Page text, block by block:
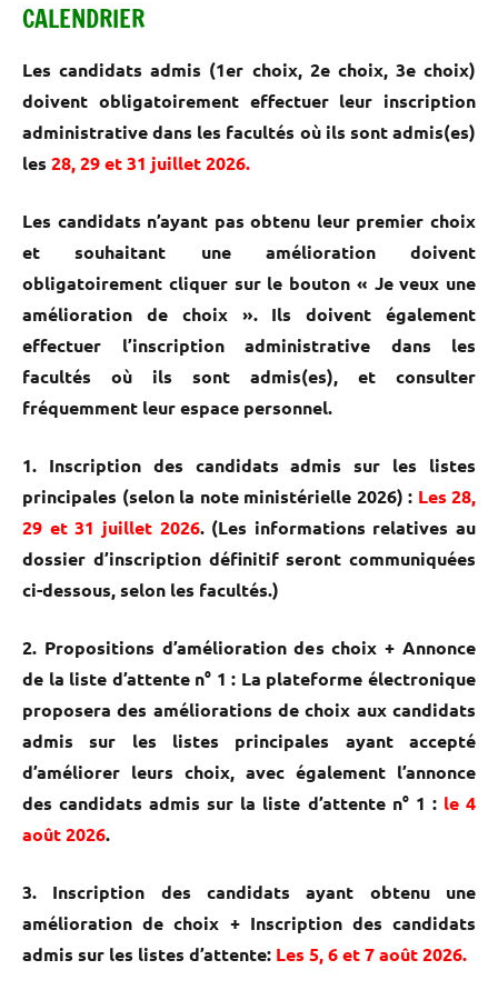
CALENDRIER
Les candidats admis (1er choix, 2e choix, 3e choix)
doivent obligatoirement effectuer leur inscription
administrative dans les facultés où ils sont admis(es)
les 28, 29 et 31 juillet 2026.
Les candidats n’ayant pas obtenu leur premier choix
et souhaitant une amélioration doivent
obligatoirement cliquer sur le bouton « Je veux une
amélioration de choix ». Ils doivent également
effectuer l’inscription administrative dans les
facultés où ils sont admis(es), et consulter
fréquemment leur espace personnel.
1. Inscription des candidats admis sur les listes
principales (selon la note ministérielle 2026) : Les 28,
29 et 31 juillet 2026. (Les informations relatives au
dossier d’inscription définitif seront communiquées
ci-dessous, selon les facultés.)
2. Propositions d’amélioration des choix + Annonce
de la liste d’attente n° 1 : La plateforme électronique
proposera des améliorations de choix aux candidats
admis sur les listes principales ayant accepté
d’améliorer leurs choix, avec également l’annonce
des candidats admis sur la liste d’attente n° 1 : le 4
août 2026.
3. Inscription des candidats ayant obtenu une
amélioration de choix + Inscription des candidats
admis sur les listes d’attente: Les 5, 6 et 7 août 2026.